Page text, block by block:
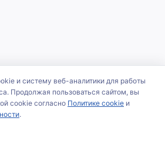
и систему веб-аналитики для работы
Продолжая пользоваться сайтом, вы
cookie согласно Политике cookie и
.